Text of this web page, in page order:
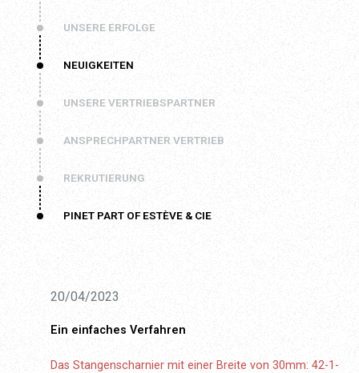
UNSERE ERFOLGE
NEUIGKEITEN
UNSERE VERTRIEBSPARTNER
ANSPRECHPARTNER VERTRIEB
REKRUTIERUNG
PINET PART OF ESTÈVE & CIE
20/04/2023
Ein einfaches Verfahren
Das Stangenscharnier mit einer Breite von 30mm: 42-1-